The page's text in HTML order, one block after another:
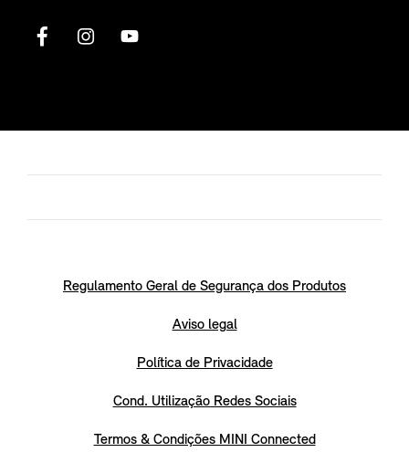
Regulamento Geral de Segurança dos Produtos
Aviso legal
Política de Privacidade
Cond. Utilização Redes Sociais
Termos & Condições MINI Connected